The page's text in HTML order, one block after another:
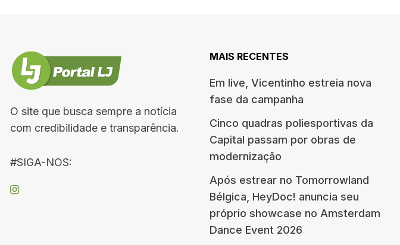
O site que busca sempre a notícia
com credibilidade e transparência.
#SIGA-NOS:
MAIS RECENTES
Em live, Vicentinho estreia nova
fase da campanha
Cinco quadras poliesportivas da
Capital passam por obras de
modernização
Após estrear no Tomorrowland
Bélgica, HeyDoc! anuncia seu
próprio showcase no Amsterdam
Dance Event 2026